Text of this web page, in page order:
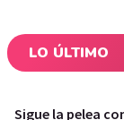
LO ÚLTIMO
Sigue la pelea